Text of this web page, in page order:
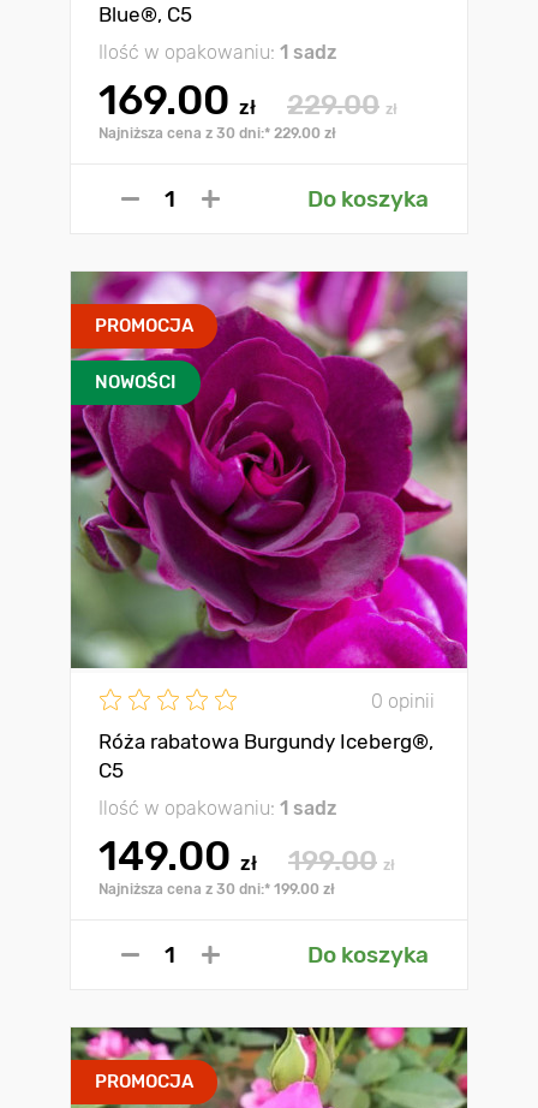
Blue®, C5
Ilość w opakowaniu: 1 sadz
169.00 zł 229.00 zł
Najniższa cena z 30 dni:* 229.00 zł
Do koszyka
PROMOCJA
NOWOŚCI
0 opinii
Róża rabatowa Burgundy Iceberg®,
C5
Ilość w opakowaniu: 1 sadz
149.00 zł 199.00 zł
Najniższa cena z 30 dni:* 199.00 zł
Do koszyka
PROMOCJA